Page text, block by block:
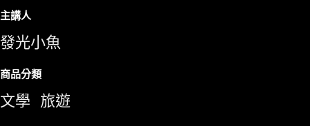
主講人
發光小魚
商品分類
文學 旅遊